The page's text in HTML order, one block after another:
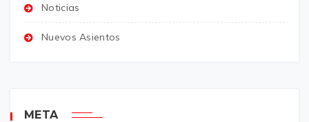
Noticias
Nuevos Asientos
META